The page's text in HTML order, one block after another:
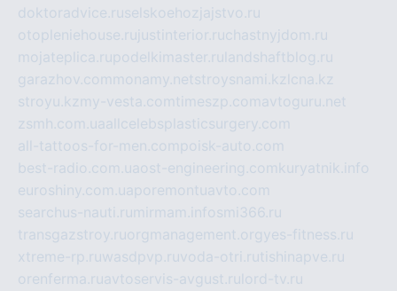
doktoradvice.ruselskoehozjajstvo.ru
otopleniehouse.ru justinterior.ruchastnyjdom.ru
mojateplica.rupodelkimaster.ru landshaftblog.ru
garazhov.com monamy.netstroysnami.kz lcna.kz
stroyu.kz my-vesta.com timeszp.comavtoguru.net
zsmh.com.uaallcelebsplasticsurgery.com
all-tattoos-for-men.com poisk-auto.com
best-radio.com.uaost-engineering.com kuryatnik.info
euroshiny.com.ua poremontuavto.com
searchus-nauti.ru mirmam.infosmi366.ru
transgazstroy.ruorgmanagement.orgyes-fitness.ru
xtreme-rp.ruwasdpvp.ruvoda-otri.rutishinapve.ru
orenferma.ruavtoservis-avgust.ru lord-tv.ru